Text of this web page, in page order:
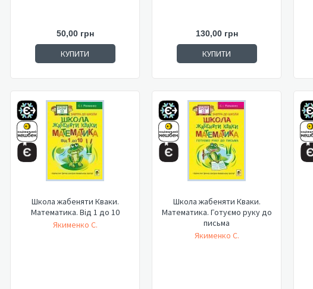
50,00 грн
КУПИТИ
130,00 грн
КУПИТИ
Школа жабеняти Кваки.
Математика. Від 1 до 10
Якименко С.
Школа жабеняти Кваки.
Математика. Готуємо руку до
письма
Якименко С.